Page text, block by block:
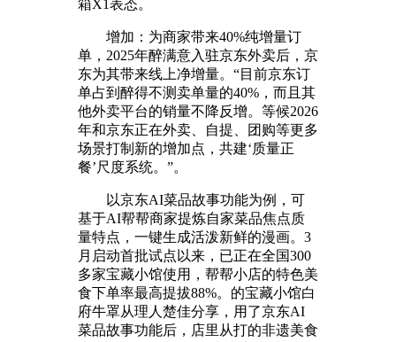
箱X1表态。
增加：为商家带来40%纯增量订
单，2025年醉满意入驻京东外卖后，京
东为其带来线上净增量。“目前京东订
单占到醉得不测卖单量的40%，而且其
他外卖平台的销量不降反增。等候2026
年和京东正在外卖、自提、团购等更多
场景打制新的增加点，共建‘质量正
餐’尺度系统。”。
以京东AI菜品故事功能为例，可
基于AI帮帮商家提炼自家菜品焦点质
量特点，一键生成活泼新鲜的漫画。3
月启动首批试点以来，已正在全国300
多家宝藏小馆使用，帮帮小店的特色美
食下单率最高提拔88%。的宝藏小馆白
府牛罩从理人楚佳分享，用了京东AI
菜品故事功能后，店里从打的非遗美食